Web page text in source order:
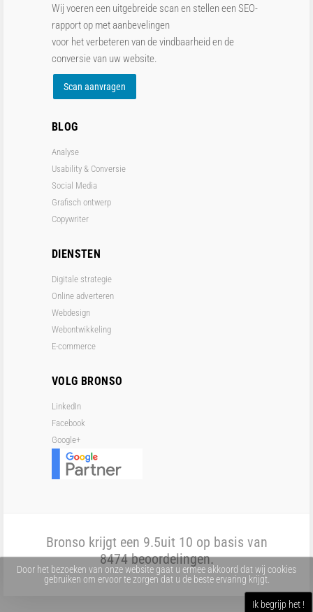
Wij voeren een uitgebreide scan en stellen een SEO-
rapport op met aanbevelingen
voor het verbeteren van de vindbaarheid en de
conversie van uw website.
Scan aanvragen
BLOG
Analyse
Usability & Conversie
Social Media
Grafisch ontwerp
Copywriter
DIENSTEN
Digitale strategie
Online adverteren
Webdesign
Webontwikkeling
E-commerce
VOLG BRONSO
LinkedIn
Facebook
Google+
Bronso krijgt een 9.5uit 10 op basis van
8474beoordelingen.
Door het bezoeken van onze website gaat u ermee akkoord dat wij cookies
gebruiken om ervoor te zorgen dat u de beste ervaring krijgt.
Ik begrijp het !